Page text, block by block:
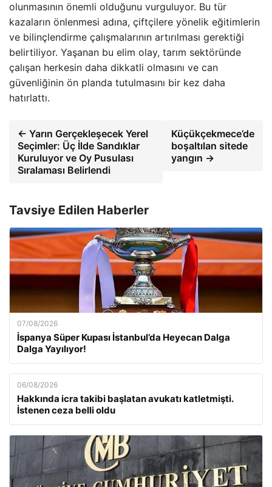
olunmasının önemli olduğunu vurguluyor. Bu tür
kazaların önlenmesi adına, çiftçilere yönelik eğitimlerin
ve bilinçlendirme çalışmalarının artırılması gerektiği
belirtiliyor. Yaşanan bu elim olay, tarım sektöründe
çalışan herkesin daha dikkatli olmasını ve can
güvenliğinin ön planda tutulmasını bir kez daha
hatırlattı.
← Yarın Gerçekleşecek Yerel
Seçimler: Üç İlde Sandıklar
Kuruluyor ve Oy Pusulası
Sıralaması Belirlendi
Küçükçekmece’de
boşaltılan sitede
yangın →
Tavsiye Edilen Haberler
07/08/2026
İspanya Süper Kupası İstanbul’da Heyecan Dalga
Dalga Yayılıyor!
06/08/2026
Hakkında icra takibi başlatan avukatı katletmişti.
İstenen ceza belli oldu